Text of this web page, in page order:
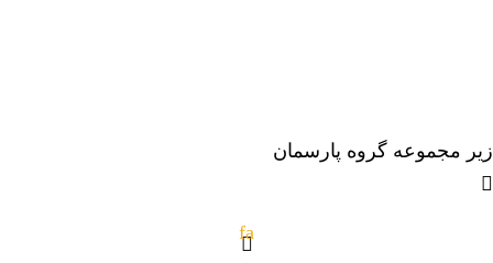
زیر مجموعه گروه پارسمان
fa